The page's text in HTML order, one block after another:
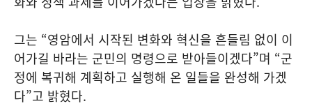
그는 “영암에서 시작된 변화와 혁신을 흔들림 없이 이
어가길 바라는 군민의 명령으로 받아들이겠다”며 “군
정에 복귀해 계획하고 실행해 온 일들을 완성해 가겠
다”고 밝혔다.